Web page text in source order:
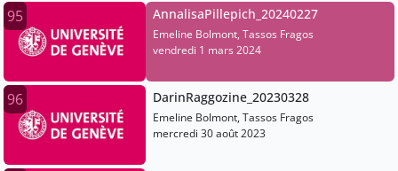
95 AnnalisaPillepich_20240227
Emeline Bolmont, Tassos Fragos
vendredi 1 mars 2024
96 DarinRaggozine_20230328
Emeline Bolmont, Tassos Fragos
mercredi 30 août 2023